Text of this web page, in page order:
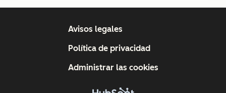
Avisos legales
Política de privacidad
Administrar las cookies